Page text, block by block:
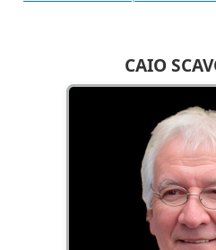
CAIO